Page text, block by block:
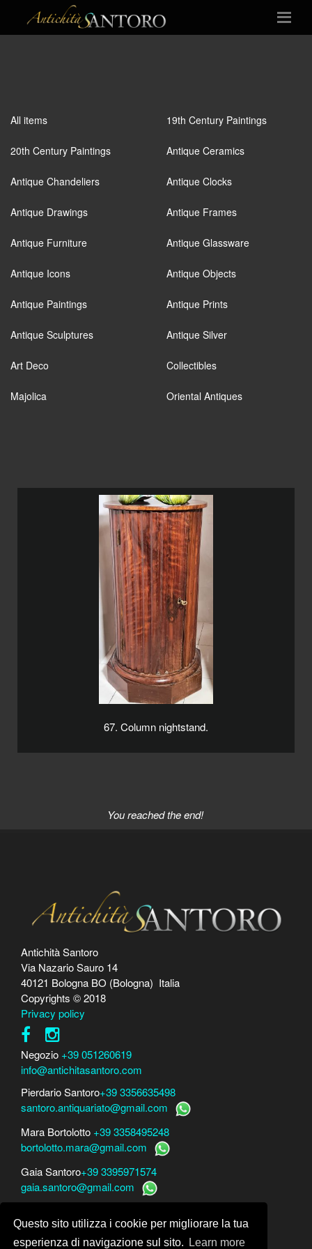
Questo sito utilizza i cookie per migliorare la tua
esperienza di navigazione sul sito.
Learn more
All items 19th Century Paintings
20th Century Paintings Antique Ceramics
Antique Chandeliers Antique Clocks
Antique Drawings Antique Frames
Antique Furniture Antique Glassware
Antique Icons Antique Objects
Antique Paintings Antique Prints
Antique Sculptures Antique Silver
Art Deco Collectibles
Majolica Oriental Antiques
67. Column nightstand.
You reached the end!
Antichità Santoro
Via Nazario Sauro 14
40121 Bologna BO (Bologna) Italia
Copyrights © 2018
Privacy policy
Negozio +39 051260619
info@antichitasantoro.com
Pierdario Santoro+39 3356635498
santoro.antiquariato@gmail.com
Mara Bortolotto +39 3358495248
bortolotto.mara@gmail.com
Gaia Santoro+39 3395971574
gaia.santoro@gmail.com
Mara Bortolottowww.perito-arte-antiquariato.it
Dario Santorowww.peritoarte.info